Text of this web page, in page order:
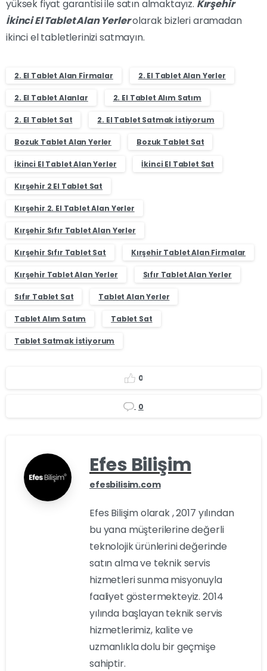
yüksek fiyat garantisi ile satın almaktayız. Kırşehir
İkinci El Tablet Alan Yerlerolarak bizleri aramadan
ikinci el tabletlerinizi satmayın.
2. El Tablet Alan Firmalar 2. El Tablet Alan Yerler
2. El Tablet Alanlar 2. El Tablet Alım Satım
2. El Tablet Sat 2. El Tablet Satmak İstiyorum
Bozuk Tablet Alan Yerler Bozuk Tablet Sat
İkinci El Tablet Alan Yerler İkinci El Tablet Sat
Kırşehir 2 El Tablet Sat
Kırşehir 2. El Tablet Alan Yerler
Kırşehir Sıfır Tablet Alan Yerler
Kırşehir Sıfır Tablet Sat Kırşehir Tablet Alan Firmalar
Kırşehir Tablet Alan Yerler Sıfır Tablet Alan Yerler
Sıfır Tablet Sat Tablet Alan Yerler
Tablet Alım Satım Tablet Sat
Tablet Satmak İstiyorum
0
0
Efes Bilişim
efesbilisim.com
Efes Bilişim olarak , 2017 yılından
bu yana müşterilerine değerli
teknolojik ürünlerini değerinde
satın alma ve teknik servis
hizmetleri sunma misyonuyla
faaliyet göstermekteyiz. 2014
yılında başlayan teknik servis
hizmetlerimiz, kalite ve
uzmanlıkla dolu bir geçmişe
sahiptir.